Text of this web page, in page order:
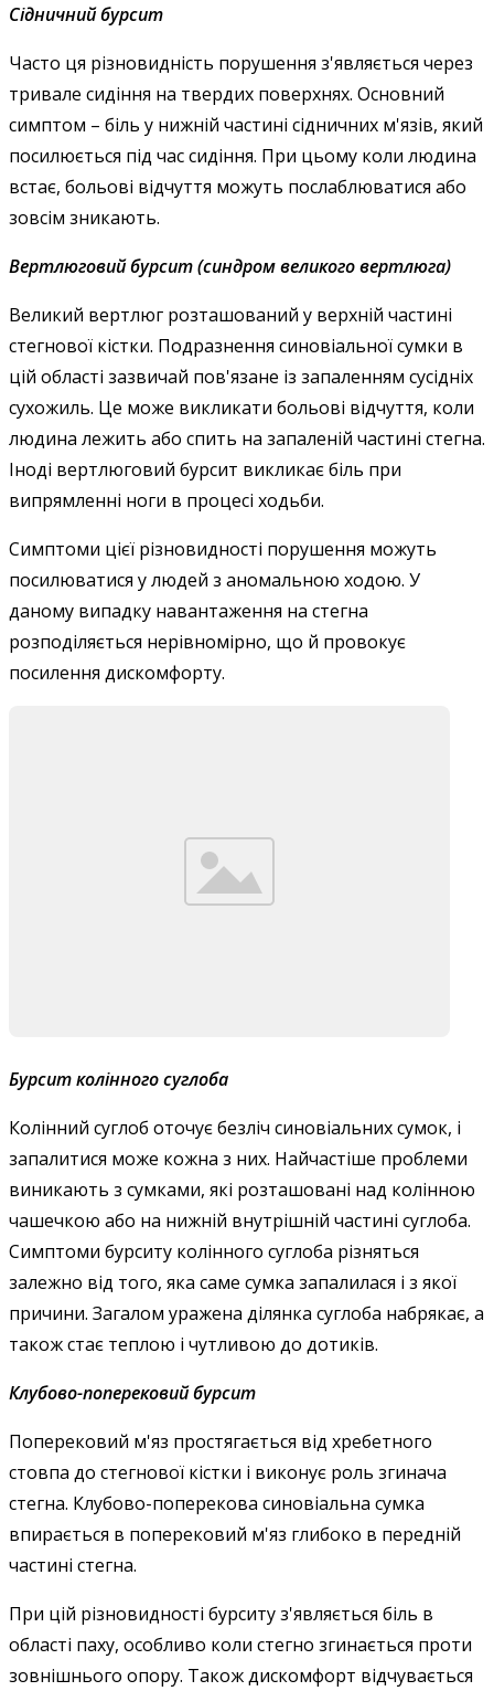
Сідничний бурсит
Часто ця різновидність порушення з'являється через
тривале сидіння на твердих поверхнях. Основний
симптом – біль у нижній частині сідничних м'язів, який
посилюється під час сидіння. При цьому коли людина
встає, больові відчуття можуть послаблюватися або
зовсім зникають.
Вертлюговий бурсит(синдром великого вертлюга)
Великий вертлюг розташований у верхній частині
стегнової кістки. Подразнення синовіальної сумки в
цій області зазвичай пов'язане із запаленням сусідніх
сухожиль. Це може викликати больові відчуття, коли
людина лежить або спить на запаленій частині стегна.
Іноді вертлюговий бурсит викликає біль при
випрямленні ноги в процесі ходьби.
Симптоми цієї різновидності порушення можуть
посилюватися у людей з аномальною ходою. У
даному випадку навантаження на стегна
розподіляється нерівномірно, що й провокує
посилення дискомфорту.
Бурсит колінного суглоба
Колінний суглоб оточує безліч синовіальних сумок, і
запалитися може кожна з них. Найчастіше проблеми
виникають з сумками, які розташовані над колінною
чашечкою або на нижній внутрішній частині суглоба.
Симптоми бурситу колінного суглоба різняться
залежно від того, яка саме сумка запалилася і з якої
причини. Загалом уражена ділянка суглоба набрякає, а
також стає теплою і чутливою до дотиків.
Клубово-поперековий бурсит
Поперековий м'яз простягається від хребетного
стовпа до стегнової кістки і виконує роль згинача
стегна. Клубово-поперекова синовіальна сумка
впирається в поперековий м'яз глибоко в передній
частині стегна.
При цій різновидності бурситу з'являється біль в
області паху, особливо коли стегно згинається проти
зовнішнього опору. Також дискомфорт відчувається